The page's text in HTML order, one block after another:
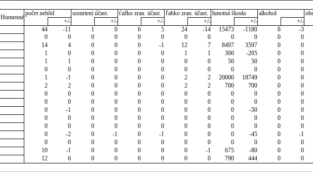
Humenné
počet nehôd usmrtení účast. ťažko zran. účast. ľahko zran. účast. hmotná škoda alkohol
+/-
+/- +/- +/- +/- +/-
44 -11 1 0 6 5 24 -14 15473 -1180 8 -3
0 0 0 0 0 0 0 0 0 0 0 0
14 4 0 0 0 -1 12 7 8497 3597 0 0
1 0 0 0 0 0 1 1 300 -205 0 0
1 1 0 0 0 0 0 0 50 50 0 0
0 0 0 0 0 0 0 0 0 0 0 0
1 -1 0 0 0 0 2 2 20000 18749 0 0
2 2 0 0 0 0 2 2 700 700 0 0
0 0 0 0 0 0 0 0 0 0 0 0
0 0 0 0 0 0 0 0 0 0 0 0
0 -1 0 0 0 0 0 0 0 -50 0 0
0 0 0 0 0 0 0 0 0 0 0 0
0 0 0 0 0 0 0 0 0 0 0 0
0 -2 0 -1 0 -1 0 0 0 -45 0 -1
0 0 0 0 0 0 0 0 0 0 0 0
10 -1 0 0 0 0 0 -1 675 -80 0 0
12 6 0 0 0 0 0 0 790 444 0 0